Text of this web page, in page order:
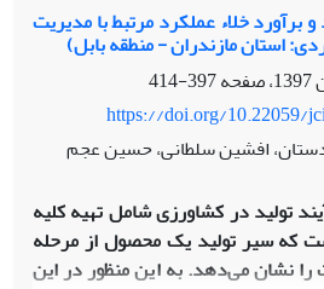
در هکتار بود. هم‌چنین، براساس نتایج
خلأ عملکرد و سهم هر یک از آن‌ها
15 درصد، مقدار نیتروژن خالص (N) 14 درصد، تعداد دفعات
درصد، آب‌گرفتگی 5 درصد، علف‌های هرز 3 درصد، عدم استفاده
بهینه‌سازی مدیریت تولید باقلا و رفع
می‌توان عملکرد باقلا را دراستان
گلستان و مناطق گرگان، علی‌آباد کتول و آق‌قلا را به میزان 46
برآورد خلاء عملکرد مرتبط با مدیریت
استان مازندران - منطقه بابل)
397-414
https://doi.org/10.22059/
افشین سلطانی، حسین عجم
تولید در کشاورزی شامل تهیه کلیه
که سیر تولید یک محصول از مرحله
را نشان می‌دهد. به این منظور در این